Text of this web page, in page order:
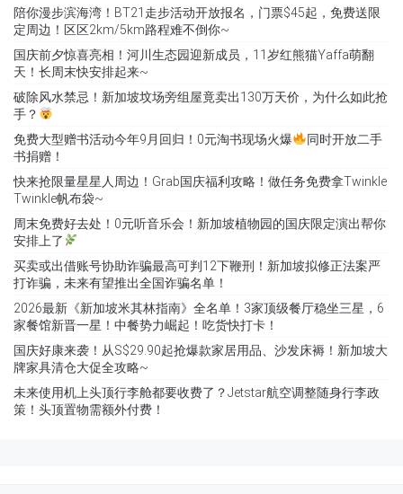
陪你漫步滨海湾！BT21走步活动开放报名，门票$45起，免费送限
定周边！区区2km/5km路程难不倒你~
国庆前夕惊喜亮相！河川生态园迎新成员，11岁红熊猫Yaffa萌翻
天！长周末快安排起来~
破除风水禁忌！新加坡坟场旁组屋竟卖出130万天价，为什么如此抢
手？
免费大型赠书活动今年9月回归！0元淘书现场火爆
同时开放二手
书捐赠！
快来抢限量星星人周边！Grab国庆福利攻略！做任务免费拿Twinkle
Twinkle帆布袋~
周末免费好去处！0元听音乐会！新加坡植物园的国庆限定演出帮你
安排上了
买卖或出借账号协助诈骗最高可判12下鞭刑！新加坡拟修正法案严
打诈骗，未来有望推出全国诈骗名单！
2026最新《新加坡米其林指南》全名单！3家顶级餐厅稳坐三星，6
家餐馆新晋一星！中餐势力崛起！吃货快打卡！
国庆好康来袭！从S$29.90起抢爆款家居用品、沙发床褥！新加坡大
牌家具清仓大促全攻略~
未来使用机上头顶行李舱都要收费了？Jetstar航空调整随身行李政
策！头顶置物需额外付费！